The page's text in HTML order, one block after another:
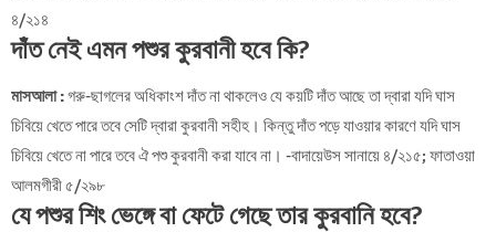
৪/২১৪
দাঁত নেই এমন পশুর কুরবানী হবে কি?
মাসআলা :গরু-ছাগলের অধিকাংশ দাঁত না থাকলেও যে কয়টি দাঁত আছে তা দ্বারা যদি ঘাস
চিবিয়ে খেতে পারে তবে সেটি দ্বারা কুরবানী সহীহ। কিন্তু দাঁত পড়ে যাওয়ার কারণে যদি ঘাস
চিবিয়ে খেতে না পারে তবে ঐ পশু কুরবানী করা যাবে না। -বাদায়েউস সানায়ে ৪/২১৫; ফাতাওয়া
আলমগীরী ৫/২৯৮
যে পশুর শিং ভেঙ্গে বা ফেটে গেছে তার কুরবানি হবে?